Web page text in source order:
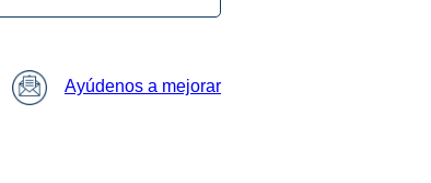
Ayúdenos a mejorar